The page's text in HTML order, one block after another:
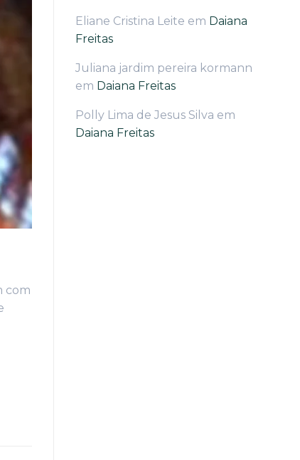
com
Eliane Cristina Leite em Daiana
Freitas
Juliana jardim pereira kormann
em Daiana Freitas
Polly Lima de Jesus Silva em
Daiana Freitas